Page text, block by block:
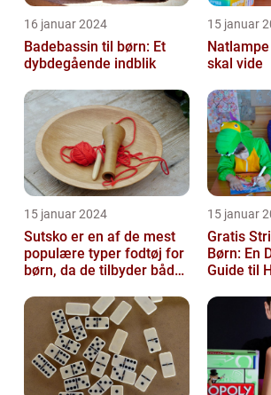
16 januar 2024
Badebassin til børn: Et
dybdegående indblik
15 januar
skal vide
15 januar 2024
Sutsko er en af de mest
populære typer fodtøj for
børn, da de tilbyder både
15 januar
Gratis
Børn: En
Guide til